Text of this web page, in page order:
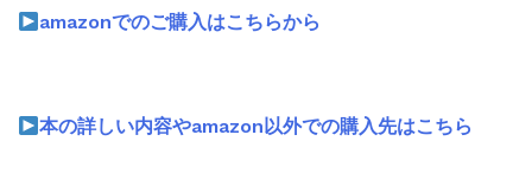
amazonでのご購入はこちらから
本の詳しい内容やamazon以外での購入先はこちら